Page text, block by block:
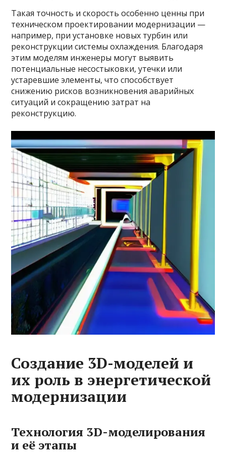
Такая точность и скорость особенно ценны при
техническом проектировании модернизации —
например, при установке новых турбин или
реконструкции системы охлаждения. Благодаря
этим моделям инженеры могут выявить
потенциальные несостыковки, утечки или
устаревшие элементы, что способствует
снижению рисков возникновения аварийных
ситуаций и сокращению затрат на
реконструкцию.
Создание 3D-моделей и
их роль в энергетической
модернизации
Технология 3D-моделирования
и её этапы